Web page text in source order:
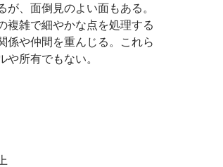
、面倒見のよい面もある。
複雑で細やかな点を処理する
係や仲間を重んじる。これら
所有でもない。